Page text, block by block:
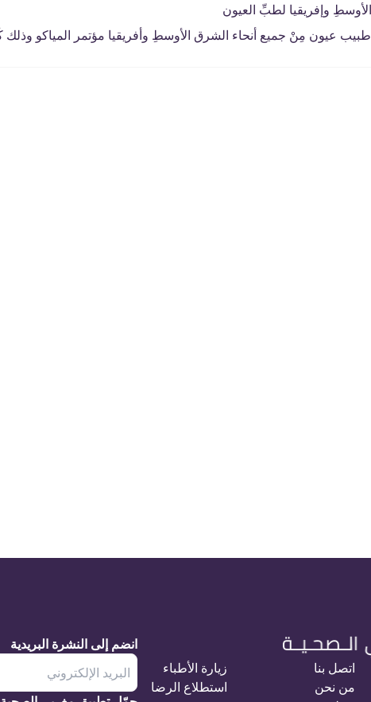
وإفريقيا لطبِّ العيون
اتصل بنا
من نحن
زيارة الأطباء
استطلاع الرضا
انضم إلى النشرة البريدية